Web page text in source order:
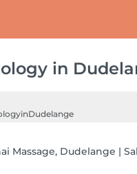
in
inDudelange